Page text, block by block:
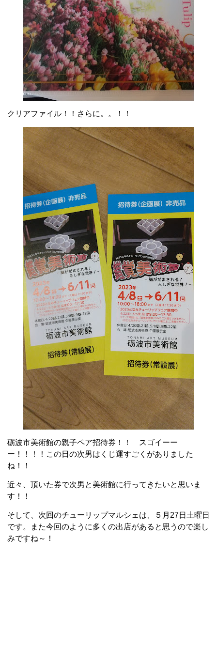
クリアファイル！！さらに。。！！
砺波市美術館の親子ペア招待券！！ スゴイーー
ー！！！！この日の次男はくじ運すごくがありました
ね！！
近々、頂いた券で次男と美術館に行ってきたいと思いま
す！！
そして、次回のチューリップマルシェは、５月27日土曜日
です。また今回のように多くの出店があると思うので楽し
みですね～！